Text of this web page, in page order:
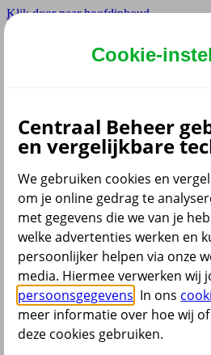
Klik door naar hoofdinhoud
Hoofdmenu navigatie
Menu
Home ContactDownloadsWtpEnglish
Home
Centraal Beheer PPI
Mijn situatie verandert
Samenwonen
Samenwonen
En wat dit betekent voor
Cookie-
Centraal Beheer
en vergelijkbare
We gebruiken cookies en
om je online gedrag te
met gegevens die we van je
welke advertenties werken en
persoonlijker helpen via onze
media. Hiermee verwerken wij
persoonsgegevens . In ons
meer informatie over hoe wij
deze cookies gebruiken.